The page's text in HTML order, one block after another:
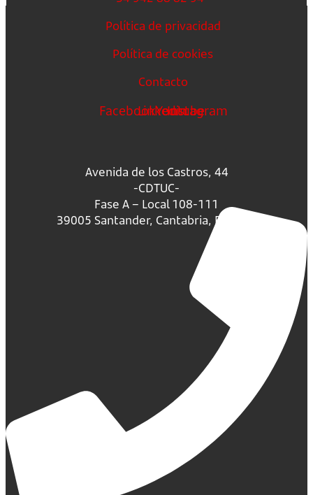
Política de privacidad
Política de cookies
Contacto
FacebookLinkedin
Youtube
Instagram
Avenida de los Castros, 44
-CDTUC-
Fase A – Local 108-111
39005 Santander, Cantabria, España.